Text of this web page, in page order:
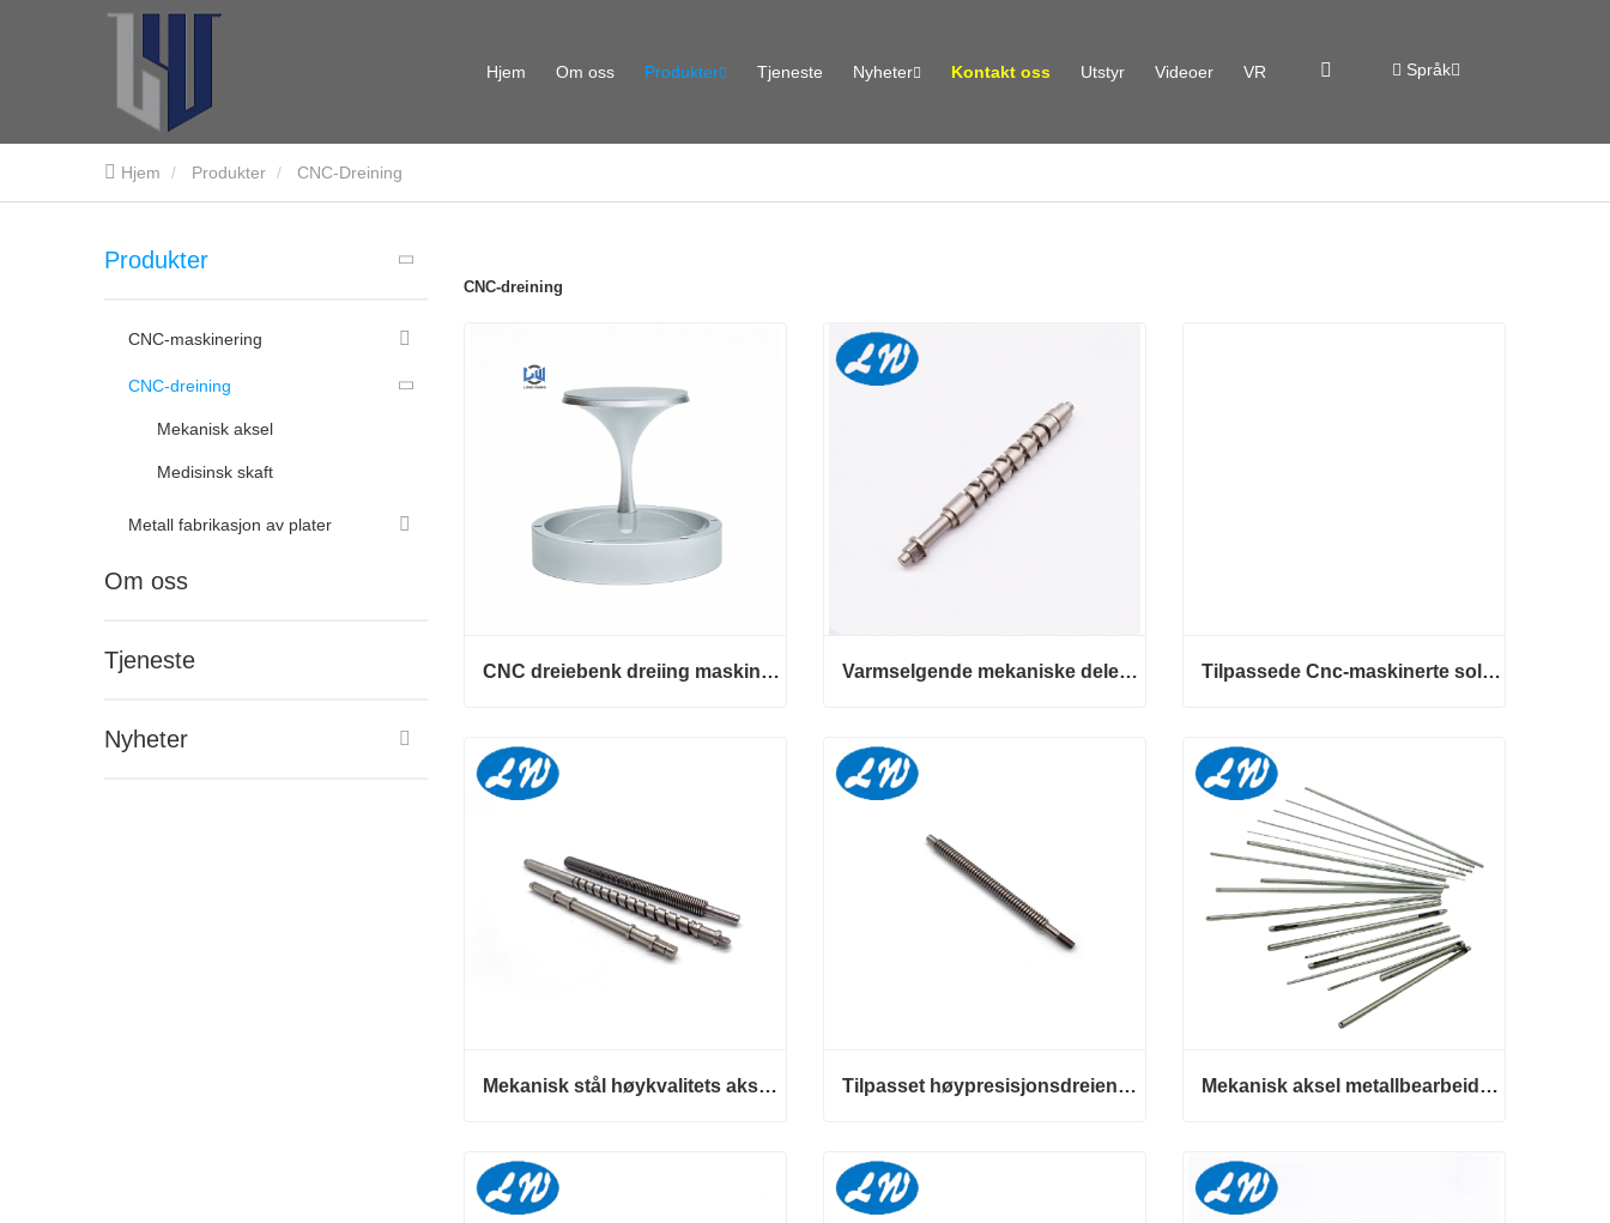
Hjem Om oss Produkter Tjeneste Nyheter Kontakt oss Utstyr Videoer VR Språk
Hjem Produkter CNC-Dreining
Produkter
CNC-maskinering
CNC-dreining
Mekanisk aksel
Medisinsk skaft
Metall fabrikasjon av plater
Om oss
Tjeneste
Nyheter
CNC-dreining
CNC dreiebenk dreiing maskinbearbeidet aluminium tegning deler
Kontakt nå
Varmselgende mekaniske deler Behandling av akseldeler
Kontakt nå
Tilpassede Cnc-maskinerte solide mekaniske aksler
Kontakt nå
Mekanisk stål høykvalitets akselbehandling og produksjon
Kontakt nå
Tilpasset høypresisjonsdreiende Cnc-dreiende mekanisk aksel
Kontakt nå
Mekanisk aksel metallbearbeidende utskriftsmaskin
Kontakt nå